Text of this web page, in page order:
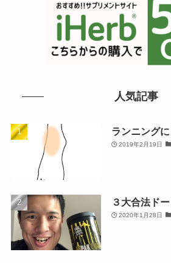
人気記事
ランニング
2019年2月19日
３大合法ド
2020年1月28日